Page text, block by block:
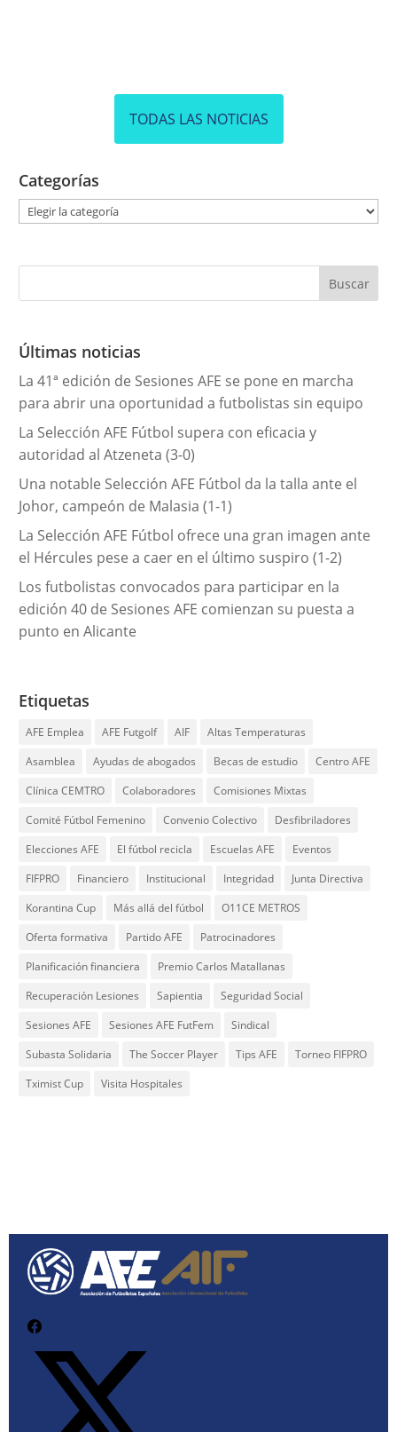
TODAS LAS NOTICIAS
Categorías
g
r
a
s
Últimas noticias
La 41ª edición de Sesiones AFE se pone en marcha
para abrir una oportunidad a futbolistas sin equipo
La Selección AFE Fútbol supera con eficacia y
autoridad al Atzeneta (3-0)
Una notable Selección AFE Fútbol da la talla ante el
Johor, campeón de Malasia (1-1)
La Selección AFE Fútbol ofrece una gran imagen ante
el Hércules pese a caer en el último suspiro (1-2)
Los futbolistas convocados para participar en la
edición 40 de Sesiones AFE comienzan su puesta a
punto en Alicante
Etiquetas
AFE Emplea AFE Futgolf AIF
Altas Temperaturas
Asamblea
Ayudas de abogados Becas de estudio
Centro AFE
Clínica CEMTRO
Colaboradores
Comisiones Mixtas
Comité Fútbol Femenino
Convenio Colectivo
Desfibriladores
Elecciones AFE
El fútbol recicla Escuelas AFE
Eventos
FIFPRO
Financiero Institucional Integridad
Junta Directiva
Korantina Cup
Más allá del fútbol
O11CE METROS
Oferta formativa
Partido AFE
Patrocinadores
Planificación financiera
Premio Carlos Matallanas
Recuperación Lesiones
Sapientia
Seguridad Social
Sesiones AFE
Sesiones AFE FutFem
Sindical
Subasta Solidaria
The Soccer Player Tips AFE
Torneo FIFPRO
Tximist Cup
Visita Hospitales